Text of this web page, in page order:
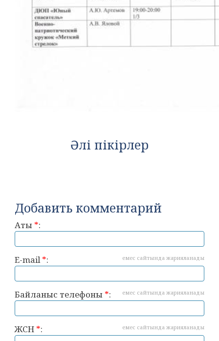
Әлі пікірлер
Добавить комментарий
Аты *:
E-mail*: емес сайтында жарияланады
Байланыс телефоны *: емес сайтында жарияланады
ЖСН *: емес сайтында жарияланады